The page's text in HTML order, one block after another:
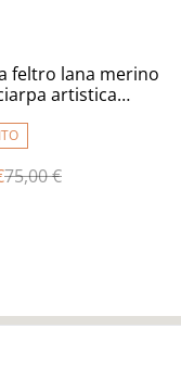
feltro lana merino
artistica
fatto a mano
75,00 €